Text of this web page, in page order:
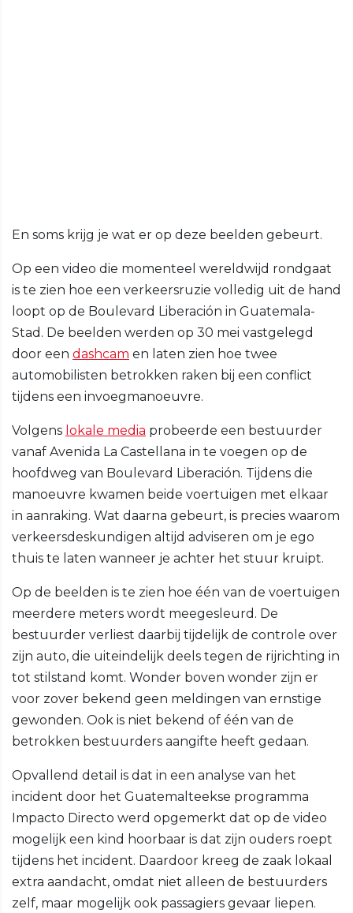
En soms krijg je wat er op deze beelden gebeurt.
Op een video die momenteel wereldwijd rondgaat
is te zien hoe een verkeersruzie volledig uit de hand
loopt op de Boulevard Liberación in Guatemala-
Stad. De beelden werden op 30 mei vastgelegd
door een dashcam en laten zien hoe twee
automobilisten betrokken raken bij een conflict
tijdens een invoegmanoeuvre.
Volgens lokale media probeerde een bestuurder
vanaf Avenida La Castellana in te voegen op de
hoofdweg van Boulevard Liberación. Tijdens die
manoeuvre kwamen beide voertuigen met elkaar
in aanraking. Wat daarna gebeurt, is precies waarom
verkeersdeskundigen altijd adviseren om je ego
thuis te laten wanneer je achter het stuur kruipt.
Op de beelden is te zien hoe één van de voertuigen
meerdere meters wordt meegesleurd. De
bestuurder verliest daarbij tijdelijk de controle over
zijn auto, die uiteindelijk deels tegen de rijrichting in
tot stilstand komt. Wonder boven wonder zijn er
voor zover bekend geen meldingen van ernstige
gewonden. Ook is niet bekend of één van de
betrokken bestuurders aangifte heeft gedaan.
Opvallend detail is dat in een analyse van het
incident door het Guatemalteekse programma
Impacto Directo werd opgemerkt dat op de video
mogelijk een kind hoorbaar is dat zijn ouders roept
tijdens het incident. Daardoor kreeg de zaak lokaal
extra aandacht, omdat niet alleen de bestuurders
zelf, maar mogelijk ook passagiers gevaar liepen.